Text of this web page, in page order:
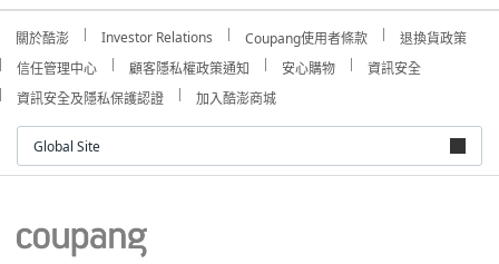
關於酷澎 Investor Relations Coupang使用者條款
退換貨政策
信任管理中心
顧客隱私權政策通知 安心購物
資訊安全
資訊安全及隱私保護認證
加入酷澎商城
Global Site